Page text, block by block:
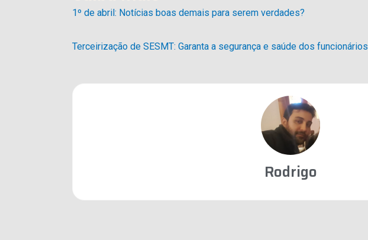
1º de abril: Notícias boas demais para serem verdades?
Terceirização de SESMT: Garanta a segurança e saúde dos funcionários
Rodrigo